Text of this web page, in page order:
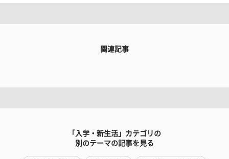
関連記事
「入学・新生活」カテゴリの
別のテーマの記事を見る